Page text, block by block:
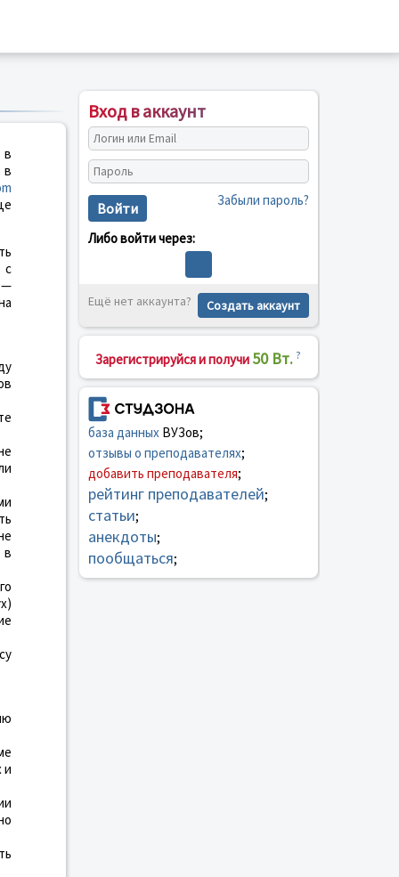
в
с
—
в
и
Вход в аккаунт
Войти Забыли пароль?
Либо войти через:
Ещё нет аккаунта? Создать аккаунт
Зарегистрируйся и получи 50 Вт. ?
база данныхВУЗов;
отзывы о преподавателях;
добавить преподавателя;
рейтинг преподавателей;
статьи;
анекдоты;
пообщаться;